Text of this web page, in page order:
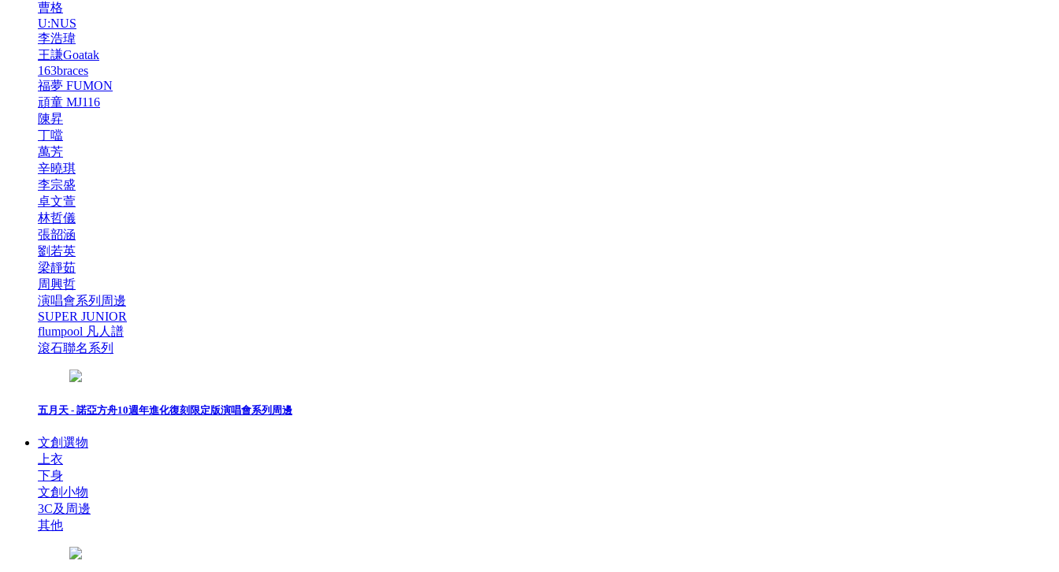
曹格
U:NUS
李浩瑋
王謙Goatak
163braces
福夢 FUMON
頑童 MJ116
陳昇
丁噹
萬芳
辛曉琪
李宗盛
卓文萱
林哲儀
張韶涵
劉若英
梁靜茹
周興哲
演唱會系列周邊
SUPER JUNIOR
flumpool 凡人譜
滾石聯名系列
五月天 - 諾亞方舟10週年進化復刻限定版演唱會系列周邊
文創選物
上衣
下身
文創小物
3C及周邊
其他